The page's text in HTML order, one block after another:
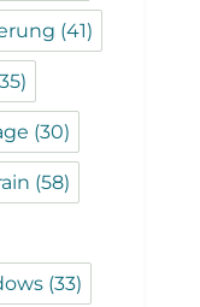
(41)
(30)
(58)
(33)